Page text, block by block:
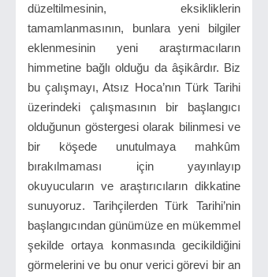
düzeltilmesinin, eksikliklerin
tamamlanmasının, bunlara yeni bilgiler
eklenmesinin yeni araştırmacıların
himmetine bağlı olduğu da âşikârdır. Biz
bu çalışmayı, Atsız Hoca’nın Türk Tarihi
üzerindeki çalışmasının bir başlangıcı
olduğunun göstergesi olarak bilinmesi ve
bir köşede unutulmaya mahkûm
bırakılmaması için yayınlayıp
okuyucuların ve araştırıcıların dikkatine
sunuyoruz. Tarihçilerden Türk Tarihi’nin
başlangıcından günümüze en mükemmel
şekilde ortaya konmasında gecikildiğini
görmelerini ve bu onur verici görevi bir an